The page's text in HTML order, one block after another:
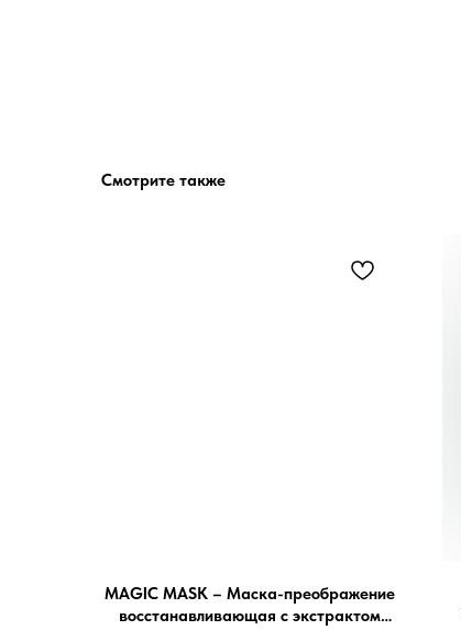
Смотрите также
MAGIC MASK – Маска-преображение
восстанавливающая с экстрактом